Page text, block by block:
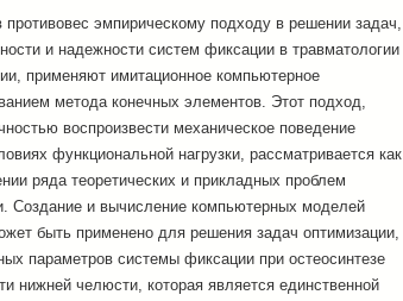
противовес эмпирическому подходу в решении задач,
и надежности систем фиксации в травматологии
применяют имитационное компьютерное
метода конечных элементов. Этот подход,
воспроизвести механическое поведение
функциональной нагрузки, рассматривается как
ряда теоретических и прикладных проблем
Создание и вычисление компьютерных моделей
быть применено для решения задач оптимизации,
параметров системы фиксации при остеосинтезе
нижней челюсти, которая является единственной